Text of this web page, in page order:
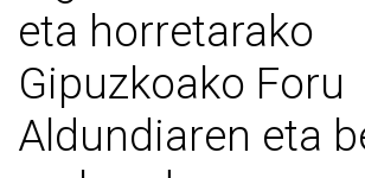
eta horretarako
Gipuzkoako Foru
Aldundiaren eta